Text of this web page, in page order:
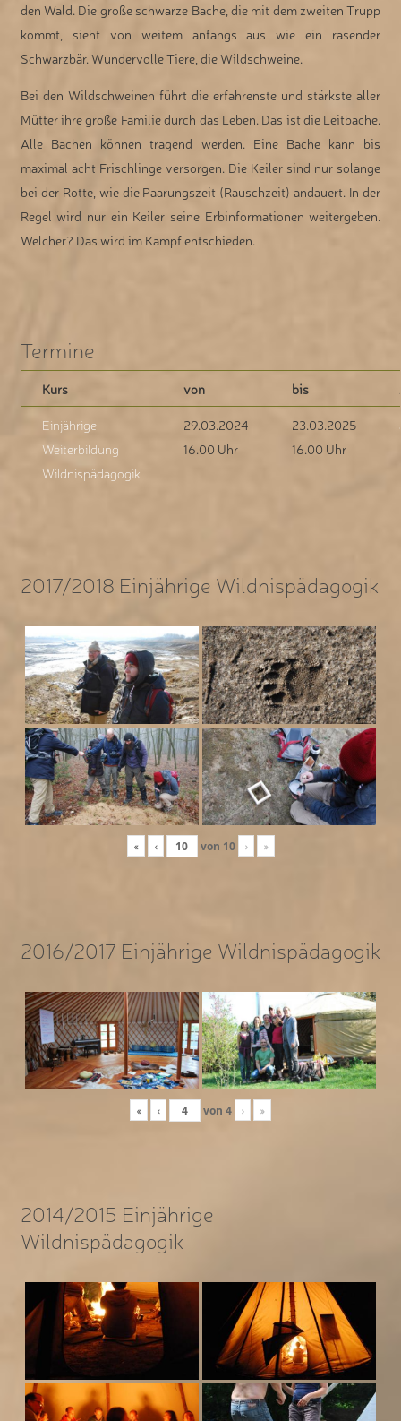
den Wald. Die große schwarze Bache, die mit dem zweiten Trupp
kommt, sieht von weitem anfangs aus wie ein rasender
Schwarzbär. Wundervolle Tiere, die Wildschweine.
Bei den Wildschweinen führt die erfahrenste und stärkste aller
Mütter ihre große Familie durch das Leben. Das ist die Leitbache.
Alle Bachen können tragend werden. Eine Bache kann bis
maximal acht Frischlinge versorgen. Die Keiler sind nur solange
bei der Rotte, wie die Paarungszeit (Rauschzeit) andauert. In der
Regel wird nur ein Keiler seine Erbinformationen weitergeben.
Welcher? Das wird im Kampf entschieden.
Termine
Kurs von bis
Einjährige
Weiterbildung
Wildnispädagogik
29.03.2024
16.00 Uhr
23.03.2025
16.00 Uhr
2017/2018 Einjährige Wildnispädagogik
« ‹ von 10 › »
2016/2017 Einjährige Wildnispädagogik
« ‹ von 4 › »
2014/2015 Einjährige
Wildnispädagogik